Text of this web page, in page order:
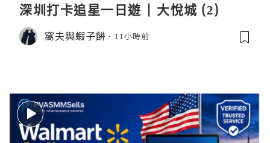
深圳打卡追星一日遊 | 大悅城 (2)
窩夫與蝦子餅 11小時前